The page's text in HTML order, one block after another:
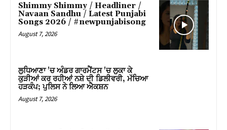
Shimmy Shimmy / Headliner /
Navaan Sandhu / Latest Punjabi
Songs 2026 / #newpunjabisong
August 7, 2026
ਲੁਧਿਆਣਾ 'ਚ ਅੰਡਰ ਗਾਰਮੈਂਟਸ 'ਚ ਲੁਕਾ ਕੇ
ਕੁੜੀਆਂ ਕਰ ਰਹੀਆਂ ਨਸ਼ੇ ਦੀ ਡਿਲੀਵਰੀ, ਮੱਚਿਆ
ਹੜਕੰਪ; ਪੁਲਿਸ ਨੇ ਲਿਆ ਐਕਸ਼ਨ
August 7, 2026